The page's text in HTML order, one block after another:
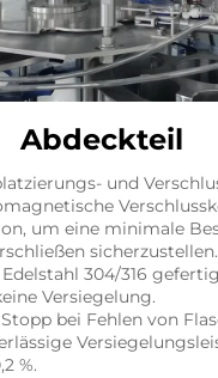
Abdeckteil
und
um eine minimale
sicherzustellen.
304/316
Versiegelung.
bei Fehlen von
%.